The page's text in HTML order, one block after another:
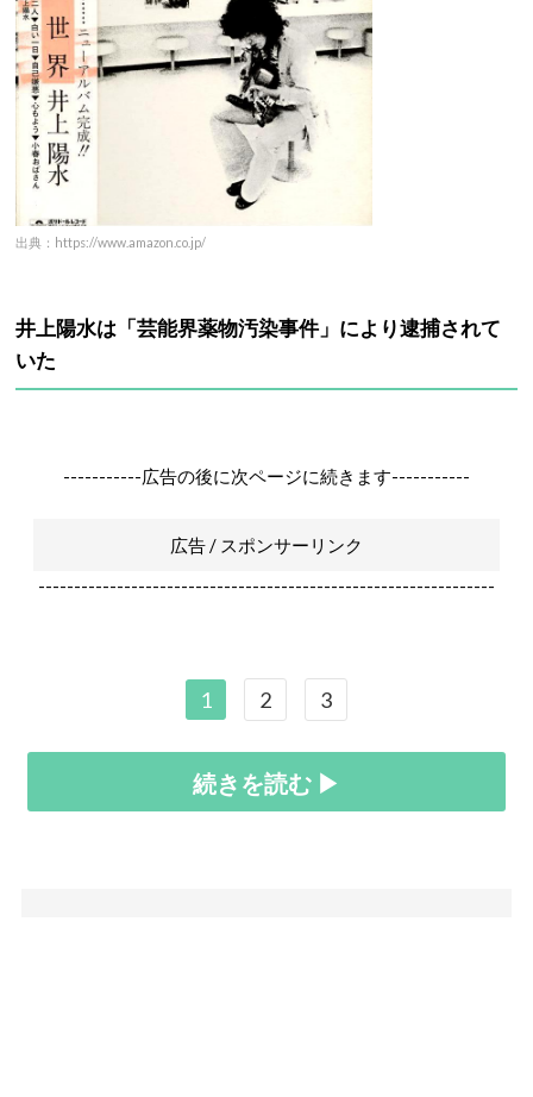
出典：https://www.amazon.co.jp/
井上陽水は「芸能界薬物汚染事件」により逮捕されて
いた
-----------広告の後に次ページに続きます-----------
広告 / スポンサーリンク
----------------------------------------------------------------
1 2 3
続きを読む ▶